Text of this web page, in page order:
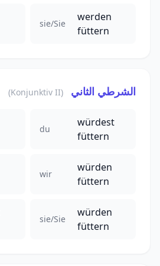
sie/Sie
werden
füttern
الشرطي الثاني (Konjunktiv II)
du
würdest
füttern
wir
würden
füttern
sie/Sie
würden
füttern